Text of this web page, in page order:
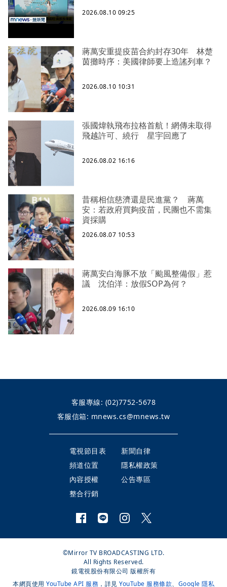
2026.08.10 09:25
蔣萬安重提疫苗合約封存30年 林楚
茵攤時序：美國律師要上造謠列車？
2026.08.10 10:31
張國煒執飛布拉格首航！網傳未取得
飛越許可、繞行 星宇回應了
2026.08.02 16:16
昔稱相信慈濟還是民進黨？ 蔣萬
安：若政府買夠疫苗，民團也不需集
資採購
2026.08.07 10:53
蔣萬安白海豚不放「颱風整備假」惹
議 沈伯洋：放假SOP為何？
2026.08.09 16:10
客服專線: (02)7752-5678
客服信箱: mnews.cs@mnews.tw
電視節目表
新聞自律
頻道位置
隱私權政策
內容授權
公告專區
整合行銷
©Mirror TV BROADCASTING LTD.
All Rights Reserved.
鏡電視股份有限公司 版權所有
本網頁使用 YouTube API 服務 ，詳見 YouTube 服務條款、 Google 隱私